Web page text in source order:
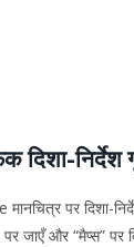
दिशा-
पर दिशा-
जाएँ और “मैप्स” पर